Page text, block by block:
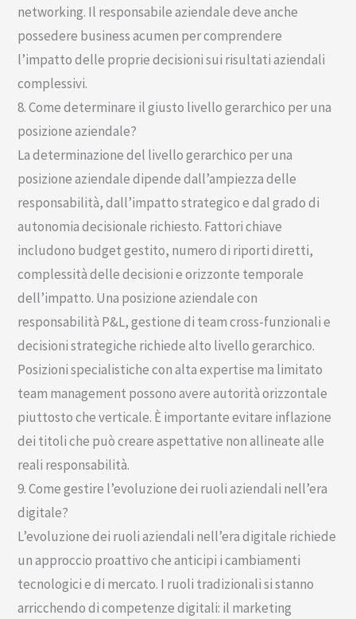
networking. Il responsabile aziendale deve anche
possedere business acumen per comprendere
l’impatto delle proprie decisioni sui risultati aziendali
complessivi.
8. Come determinare il giusto livello gerarchico per una
posizione aziendale?
La determinazione del livello gerarchico per una
posizione aziendale dipende dall’ampiezza delle
responsabilità, dall’impatto strategico e dal grado di
autonomia decisionale richiesto. Fattori chiave
includono budget gestito, numero di riporti diretti,
complessità delle decisioni e orizzonte temporale
dell’impatto. Una posizione aziendale con
responsabilità P&L, gestione di team cross-funzionali e
decisioni strategiche richiede alto livello gerarchico.
Posizioni specialistiche con alta expertise ma limitato
team management possono avere autorità orizzontale
piuttosto che verticale. È importante evitare inflazione
dei titoli che può creare aspettative non allineate alle
reali responsabilità.
9. Come gestire l’evoluzione dei ruoli aziendali nell’era
digitale?
L’evoluzione dei ruoli aziendali nell’era digitale richiede
un approccio proattivo che anticipi i cambiamenti
tecnologici e di mercato. I ruoli tradizionali si stanno
arricchendo di competenze digitali: il marketing